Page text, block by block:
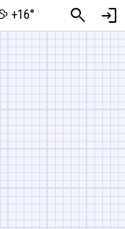
+16° search login